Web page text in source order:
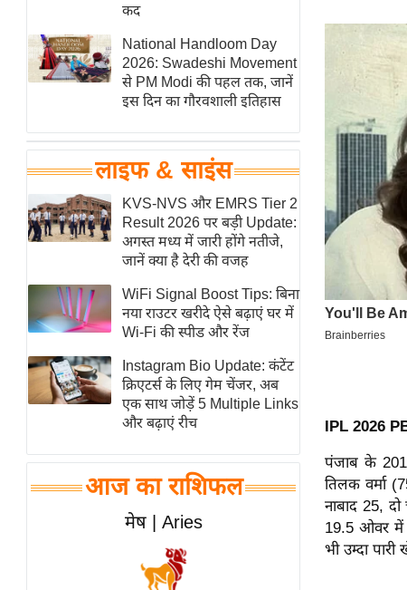
Breaking
News
लाइफस्टाइल
टेक्नॉलॉजी
घरेलू नुस्खे
पर्यटन स्थल
फिटनेस मंत्रा
रिलेशनशिप
राजनीति
विश्लेषण
समसामयिक
मातृभूमि
स्तंभ
एम.
चाय पर
समीक्षा
कद
National Handloom Day
2026: Swadeshi Movement
से PM Modi की पहल तक, जानें
इस दिन का गौरवशाली इतिहास
लाइफ & साइंस
KVS-NVS और EMRS Tier 2
Result 2026 पर बड़ी Update:
अगस्त मध्य में जारी होंगे नतीजे,
जानें क्या है देरी की वजह
WiFi Signal Boost Tips: बिना
नया राउटर खरीदे ऐसे बढ़ाएं घर में
Wi-Fi की स्पीड और रेंज
Instagram Bio Update: कंटेंट
क्रिएटर्स के लिए गेम चेंजर, अब
एक साथ जोड़ें 5 Multiple Links
और बढ़ाएं रीच
आज का राशिफल
मेष | Aries
IPL 2026
पंजाब के
तिलक वर्मा
नाबाद 25,
19.5 ओवर में
भी उम्दा पारी